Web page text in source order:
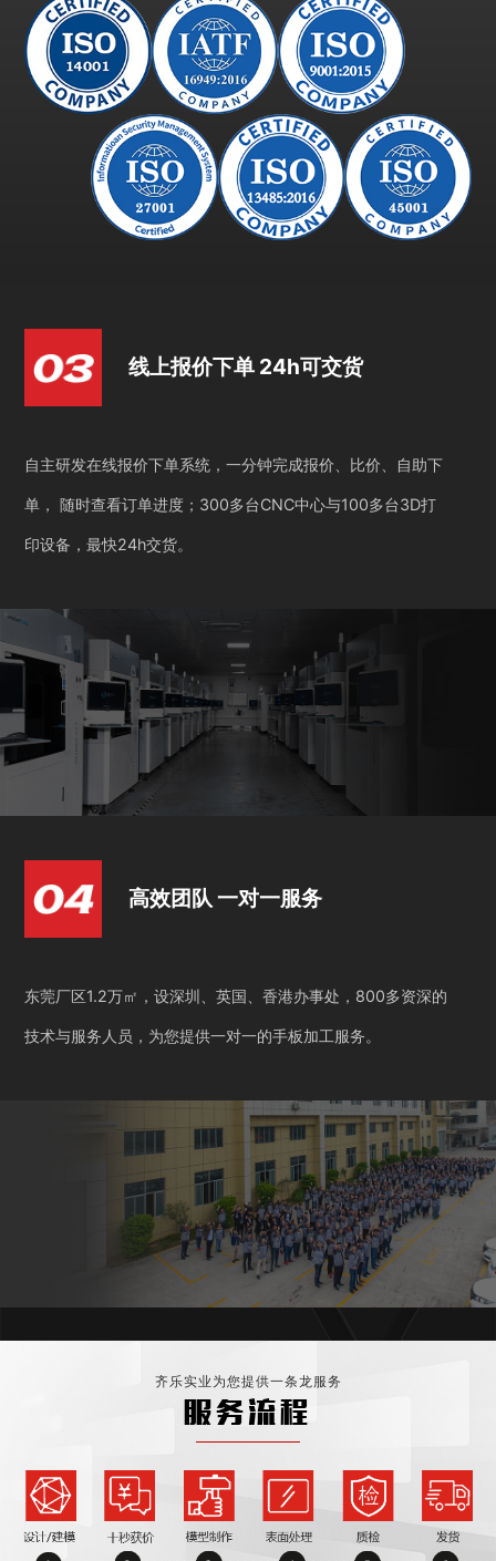
线上报价下单 24h可交货
自主研发在线报价下单系统，一分钟完成报价、比价、自助下
单， 随时查看订单进度；300多台CNC中心与100多台3D打
印设备，最快24h交货。
高效团队 一对一服务
东莞厂区1.2万㎡，设深圳、英国、香港办事处，800多资深的
技术与服务人员，为您提供一对一的手板加工服务。
齐乐实业为您提供一条龙服务
服务流程